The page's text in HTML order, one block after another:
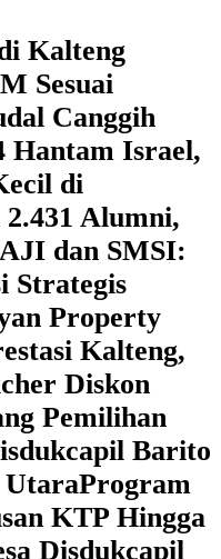
Kalteng
Sesuai
Canggih
Israel,
di
Alumni,
AJI dan SMSI:
Strategis
Property
Kalteng,
Diskon
Pemilihan
Barito
UtaraProgram
KTP Hingga
Disdukcapil